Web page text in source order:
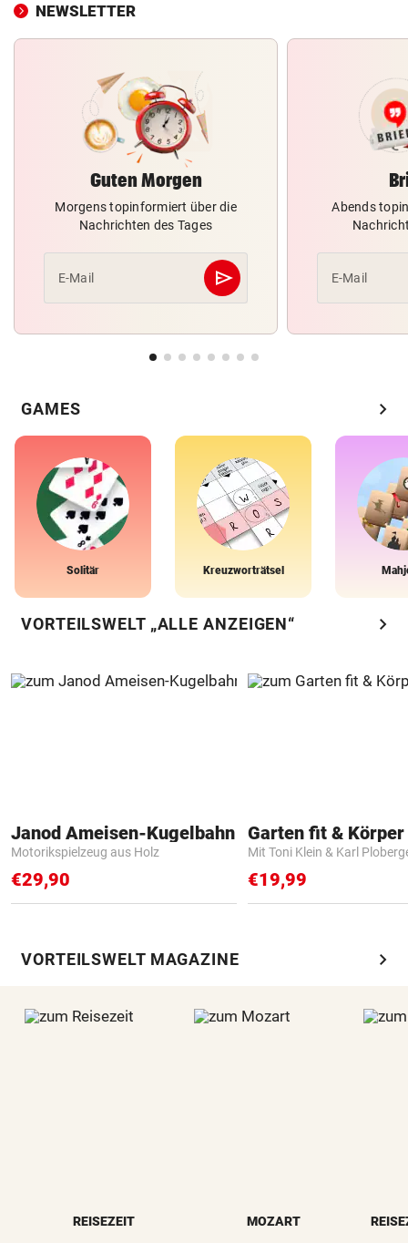
NEWSLETTER
Guten Morgen
Morgens topinformiert über die
Nachrichten des Tages
E-Mail send
Abschicken
Abends
E-Mail
GAMES chevron_right
Solitär Kreuzworträtsel
VORTEILSWELT „ALLE ANZEIGEN“ chevron_right
Janod Ameisen-Kugelbahn
Motorikspielzeug aus Holz
€29,90
Garten fit &
Mit Toni Klein & Karl
€19,99
VORTEILSWELT MAGAZINE chevron_right
REISEZEIT MOZART